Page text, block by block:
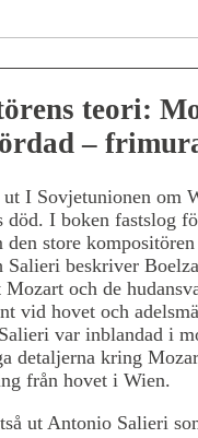
teori:
–
ut I Sovjetunionen om
död. I boken fastslog
den store
Salieri beskriver
och de
vid hovet och
var inblandad i
detaljerna kring
från hovet i Wien.
ut Antonio Salieri